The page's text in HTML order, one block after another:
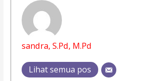
sandra, S.Pd, M.Pd
Lihat semua pos